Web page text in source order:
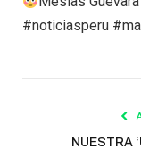
#noticiasperu
NUESTRA